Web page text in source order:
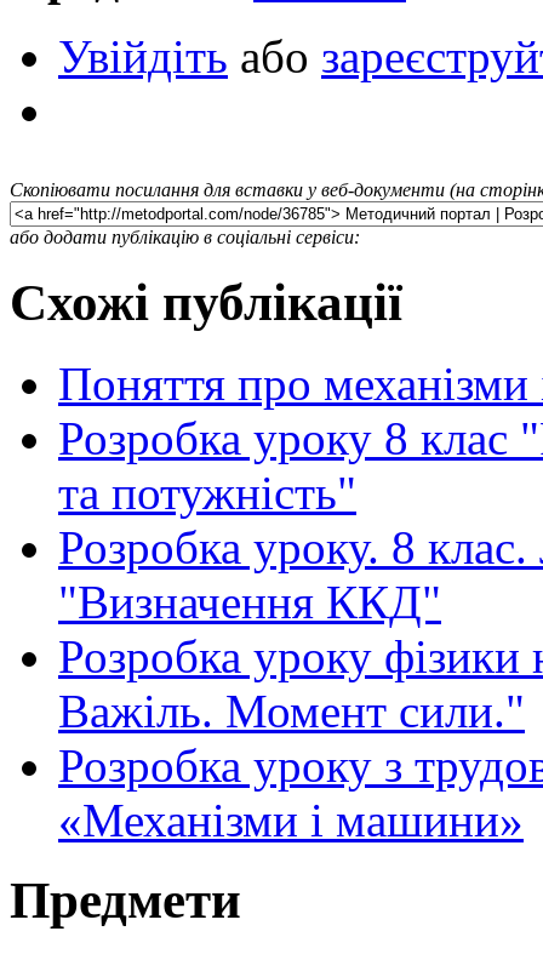
Увійдіть або
Скопіювати посилання для вставки у веб-документи (на
або додати публікацію в соціальні сервіси:
Схожі публікації
Поняття про
Розробка уроку 8 клас
та потужність"
Розробка уроку. 8
"Визначення ККД"
Розробка уроку
Важіль. Момент сили."
Розробка уроку з
«Механізми і машини»
Предмети